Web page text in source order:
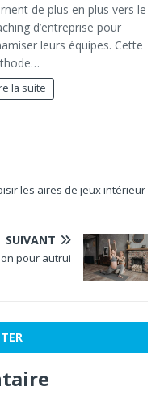
de plus en plus vers le
d’entreprise pour
leurs équipes. Cette
la suite
les aires de jeux intérieur
SUIVANT
pour autrui